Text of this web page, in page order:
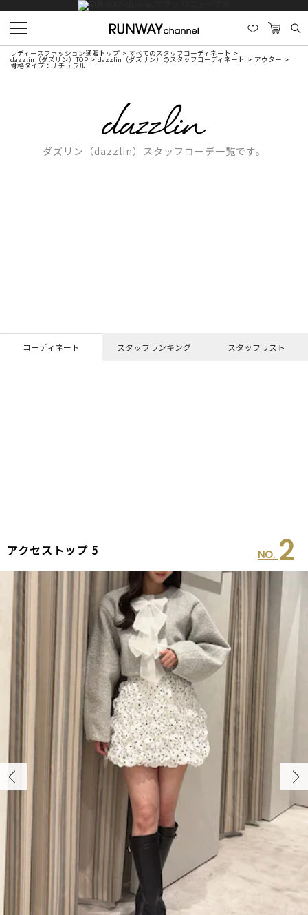
レディースファッション通販トップ すべてのスタッフコーディネート
dazzlin（ダズリン）TOP dazzlin（ダズリン）のスタッフコーディネート アウター
骨格タイプ：ナチュラル
ダズリン（dazzlin）スタッフコーデ一覧です。
コーディネート スタッフランキング スタッフリスト
アクセストップ 5 NO. 2